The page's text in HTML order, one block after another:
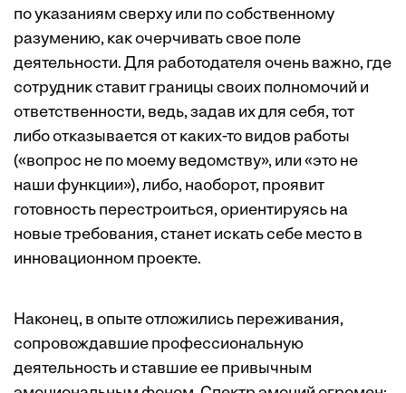
по указаниям сверху или по собственному
разумению, как очерчивать свое поле
деятельности. Для работодателя очень важно, где
сотрудник ставит границы своих полномочий и
ответственности, ведь, задав их для себя, тот
либо отказывается от каких-то видов работы
(«вопрос не по моему ведомству», или «это не
наши функции»), либо, наоборот, проявит
готовность перестроиться, ориентируясь на
новые требования, станет искать себе место в
инновационном проекте.
Наконец, в опыте отложились переживания,
сопровождавшие профессиональную
деятельность и ставшие ее привычным